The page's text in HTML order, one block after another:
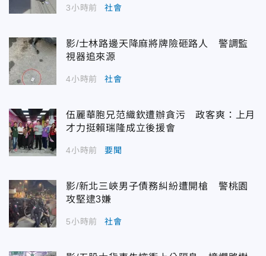
3小時前 社會
影/士林路邊天降麻將牌險砸路人 警調監
視器追來源
4小時前 社會
伍麗華胞兄范織欽遭辦貪污 政客爽：上月
才力挺賴瑞隆成立後援會
4小時前 要聞
影/新北三峽男子債務糾紛遭開槍 警桃園
攻堅逮3嫌
5小時前 社會